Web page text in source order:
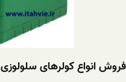
فروش انواع کولرهای سلولوزی